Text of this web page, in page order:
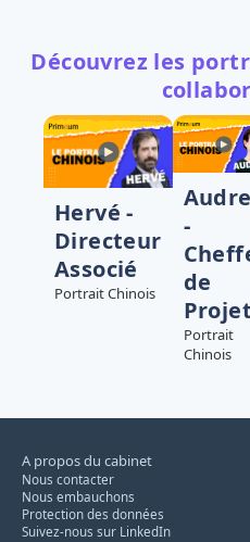
Découvrez les
Hervé -
Directeur
Associé
Portrait Chinois
-
de
Projet
Portrait
Chinois
A propos du cabinet
Nous contacter
Nous embauchons
Protection des données
Suivez-nous sur LinkedIn